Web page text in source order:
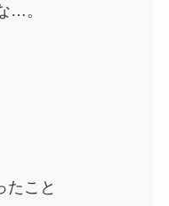
…。
たこと